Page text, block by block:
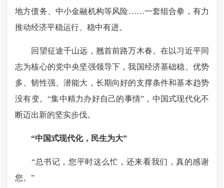
地方债务、中小金融机构等风险……一套组合拳，有力
推动经济平稳运行、稳中有进。
回望征途千山远，翘首前路万木春。在以习近平同
志为核心的党中央坚强领导下，我国经济基础稳、优势
多、韧性强、潜能大，长期向好的支撑条件和基本趋势
没有变。“集中精力办好自己的事情”， 中国式现代化不
断迈出新的坚实步伐。
“中国式现代化，民生为大”
“总书记，您平时这么忙，还来看我们，真的感谢
您。”